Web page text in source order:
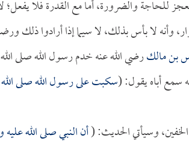
للحاجة والضرورة، أما مع القدرة فلا
وأنه لا بأس بذلك، لا سيما إذا أرادوا ذلك
بن مالكرضي الله عنه خدم رسول الله صلى
سمع أباه يقول: (سكبت على رسول الله صلى
وسيأتي الحديث: (أن النبي صلى الله